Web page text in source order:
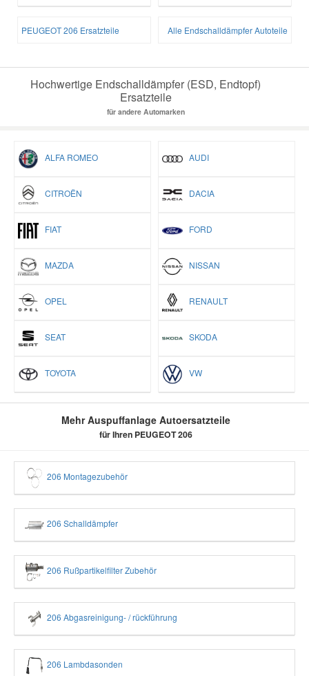
PEUGEOT 206 Ersatzteile Alle Endschalldämpfer Autoteile
Hochwertige Endschalldämpfer (ESD, Endtopf)
Ersatzteile
für andere Automarken
ALFA ROMEO AUDI
CITROËN DACIA
FIAT FORD
MAZDA NISSAN
OPEL RENAULT
SEAT SKODA
TOYOTA VW
Mehr Auspuffanlage Autoersatzteile
für Ihren PEUGEOT 206
206 Montagezubehör
206 Schalldämpfer
206 Rußpartikelfilter Zubehör
206 Abgasreinigung- / rückführung
206 Lambdasonden